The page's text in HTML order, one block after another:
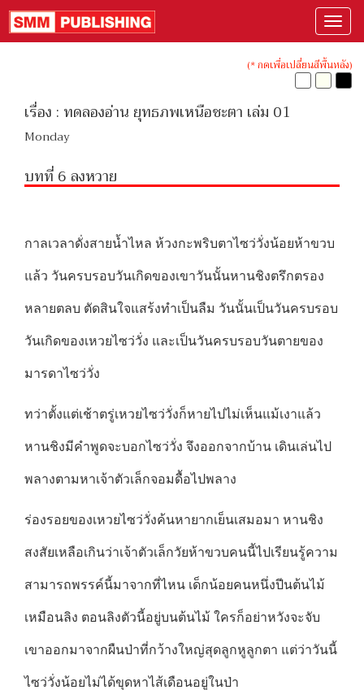
(* กดเพื่อเปลี่ยนสีพื้นหลัง)
เรื่อง : ทดลองอ่าน ยุทธภพเหนือชะตา เล่ม 01
Monday
บทที่ 6 ลงหวาย
กาลเวลาดั่งสายน้ำไหล ห้วงกะพริบตาไซว่วั่งน้อยห้าขวบ
แล้ว วันครบรอบวันเกิดของเขาวันนั้นหานชิงตรึกตรอง
หลายตลบ ตัดสินใจแสร้งทำเป็นลืม วันนั้นเป็นวันครบรอบ
วันเกิดของเหวยไซว่วั่ง และเป็นวันครบรอบวันตายของ
มารดาไซว่วั่ง
ทว่าตั้งแต่เช้าตรู่เหวยไซว่วั่งก็หายไปไม่เห็นแม้เงาแล้ว
หานชิงมีคำพูดจะบอกไซว่วั่ง จึงออกจากบ้าน เดินเล่นไป
พลางตามหาเจ้าตัวเล็กจอมดื้อไปพลาง
ร่องรอยของเหวยไซว่วั่งค้นหายากเย็นเสมอมา หานชิง
สงสัยเหลือเกินว่าเจ้าตัวเล็กวัยห้าขวบคนนี้ไปเรียนรู้ความ
สามารถพรรค์นี้มาจากที่ไหน เด็กน้อยคนหนึ่งปีนต้นไม้
เหมือนลิง ตอนลิงตัวนี้อยู่บนต้นไม้ ใครก็อย่าหวังจะจับ
เขาออกมาจากผืนป่าที่กว้างใหญ่สุดลูกหูลูกตา แต่ว่าวันนี้
ไซว่วั่งน้อยไม่ได้ขุดหาไส้เดือนอยู่ในป่า